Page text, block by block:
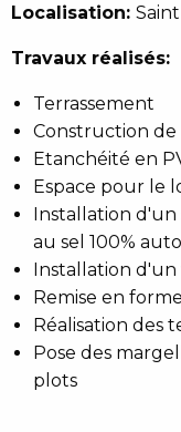
Localisation:
Travaux réalisés:
Terrassement
Construction de
Etanchéité en
Espace pour le
Installation
au sel 100%
Installation
Remise en
Réalisation des
Pose des
plots